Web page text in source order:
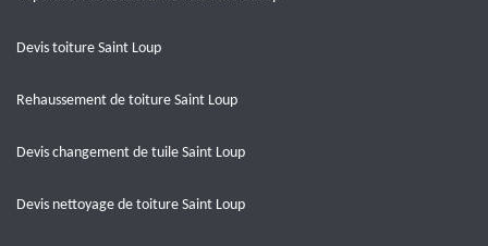
Devis toiture Saint Loup
Rehaussement de toiture Saint Loup
Devis changement de tuile Saint Loup
Devis nettoyage de toiture Saint Loup